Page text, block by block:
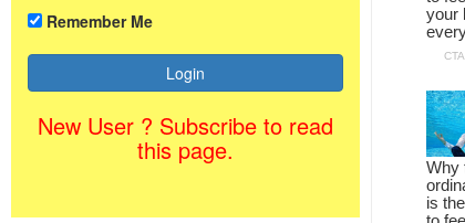
Remember Me
New User ? Subscribe to read
this page.